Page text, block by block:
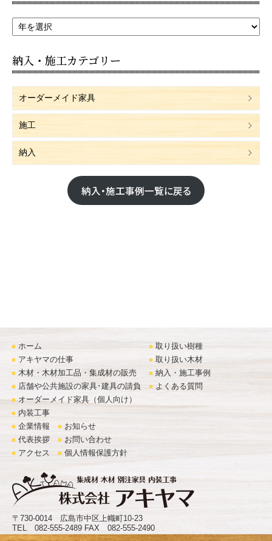
納入・施工カテゴリー
オーダーメイド家具
施工
納入
納入・施工事例一覧に戻る
ホーム
アキヤマの仕事
木材・木材加工品・集成材の販売
店舗や公共施設の家具･建具の請負
オーダーメイド家具（個人向け）
内装工事
取り扱い樹種
取り扱い木材
納入・施工事例
よくある質問
企業情報
代表挨拶
アクセス
お知らせ
お問い合わせ
個人情報保護方針
〒730-0014 広島市中区上幟町10-23
TEL 082-555-2489 FAX 082-555-2490